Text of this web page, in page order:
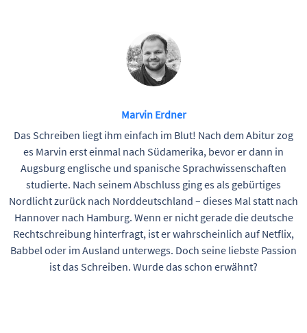
Marvin Erdner
Das Schreiben liegt ihm einfach im Blut! Nach dem Abitur zog
es Marvin erst einmal nach Südamerika, bevor er dann in
Augsburg englische und spanische Sprachwissenschaften
studierte. Nach seinem Abschluss ging es als gebürtiges
Nordlicht zurück nach Norddeutschland – dieses Mal statt nach
Hannover nach Hamburg. Wenn er nicht gerade die deutsche
Rechtschreibung hinterfragt, ist er wahrscheinlich auf Netflix,
Babbel oder im Ausland unterwegs. Doch seine liebste Passion
ist das Schreiben. Wurde das schon erwähnt?